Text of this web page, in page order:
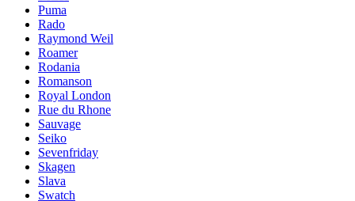
Puma
Rado
Raymond Weil
Roamer
Rodania
Romanson
Royal London
Rue du Rhone
Sauvage
Seiko
Sevenfriday
Skagen
Slava
Swatch